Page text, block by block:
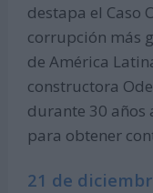
destapa el Caso
corrupción más
de América
constructora
durante 30 años
para obtener
21 de